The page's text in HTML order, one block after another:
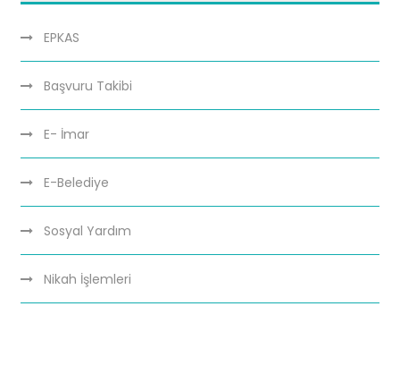
EPKAS
Başvuru Takibi
E- İmar
E-Belediye
Sosyal Yardım
Nikah İşlemleri